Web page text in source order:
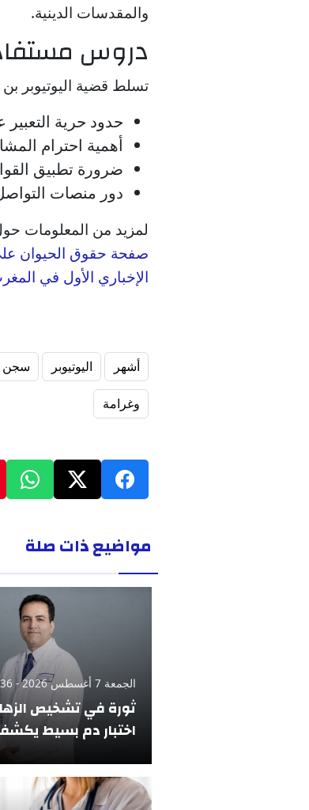
والمقدسات الدينية.
دروس
تسلط قضية اليوتيوبر
حدود حرية
أهمية احترام
ضرورة تطبيق
دور منصات
لمزيد من المعلومات حول
صفحة حقوق الحيوان على
الإخباري الأول في
أشهر اليوتيوبر سجن
وغرامة
مواضيع ذات صلة
الجمعة 7 أغسطس 2026 - 12:36
ثورة في تشخيص
اختبار دم بسيط